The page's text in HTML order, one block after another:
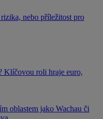
nebo příležitost pro
Klíčovou roli hraje euro,
oblastem jako Wachau či